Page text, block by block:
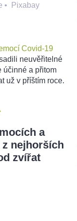
• Pixabay
Covid-19
neuvěřitelné
účinné a přitom
už v příštím roce.
a
z nejhorších
zvířat